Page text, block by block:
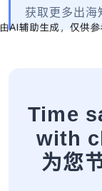
获取更多出
Time
with
为您